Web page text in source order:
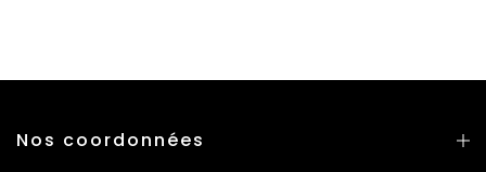
Nos coordonnées